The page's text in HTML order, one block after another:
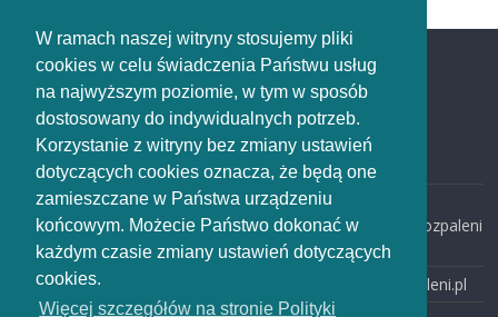
W ramach naszej witryny stosujemy pliki
cookies w celu świadczenia Państwu usług
na najwyższym poziomie, w tym w sposób
dostosowany do indywidualnych potrzeb.
Korzystanie z witryny bez zmiany ustawień
dotyczących cookies oznacza, że będą one
zamieszczane w Państwa urządzeniu
końcowym. Możecie Państwo dokonać w
każdym czasie zmiany ustawień dotyczących
cookies.
Więcej szczegółów na stronie Polityki
Redakcja
Redakcja
rozpaleni.pl
redakcja@rozpaleni
.pl
www: rozpaleni.pl